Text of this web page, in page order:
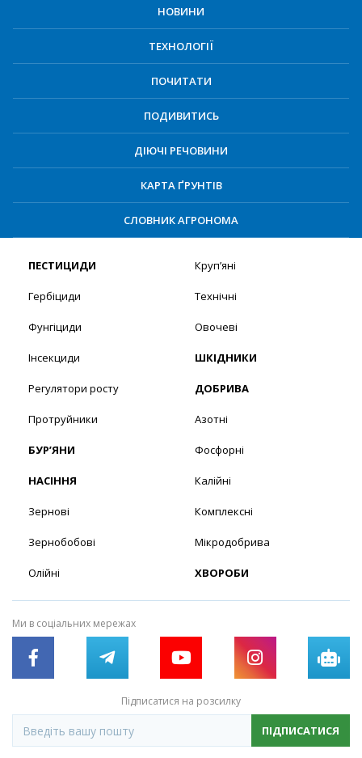
НОВИНИ
ТЕХНОЛОГІЇ
ПОЧИТАТИ
ПОДИВИТИСЬ
ДІЮЧІ РЕЧОВИНИ
КАРТА ҐРУНТІВ
СЛОВНИК АГРОНОМА
ПЕСТИЦИДИ
Гербіциди
Фунгіциди
Інсекциди
Регулятори росту
Протруйники
БУР’ЯНИ
НАСІННЯ
Зернові
Зернобобові
Олійні
Круп’яні
Технічні
Овочеві
ШКІДНИКИ
ДОБРИВА
Азотні
Фосфорні
Калійні
Комплексні
Мікродобрива
ХВОРОБИ
Ми в соціальних мережах
Підписатися на розсилку
ПІДПИСАТИСЯ